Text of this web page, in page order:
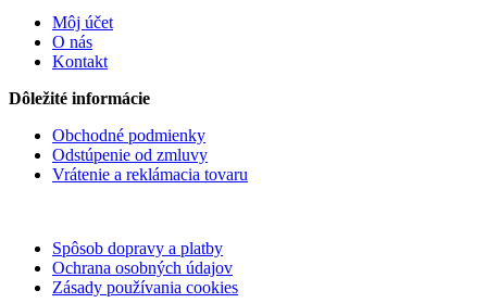
Môj účet
O nás
Kontakt
Dôležité informácie
Obchodné podmienky
Odstúpenie od zmluvy
Vrátenie a reklámacia tovaru
Spôsob dopravy a platby
Ochrana osobných údajov
Zásady používania cookies